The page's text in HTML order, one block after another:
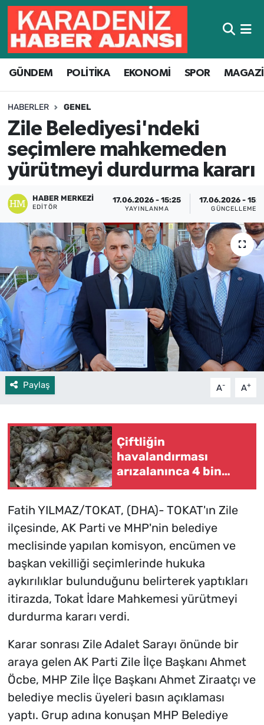
GÜNDEM POLİTİKA EKONOMİ SPOR
HABERLER GENEL
Zile Belediyesi'ndeki
seçimlere mahkemeden
yürütmeyi durdurma kararı
HABER MERKEZI
EDITÖR
17.06.2026 - 15:25
YAYINLANMA
17.06.2026 -
GÜNCELLEME
Paylaş A- A+
Çiftliğin
havalandırması
arızalanınca 4 bin
tavuk öldü
Fatih YILMAZ/TOKAT, (DHA)- TOKAT'ın Zile
ilçesinde, AK Parti ve MHP'nin belediye
meclisinde yapılan komisyon, encümen ve
başkan vekilliği seçimlerinde hukuka
aykırılıklar bulunduğunu belirterek yaptıkları
itirazda, Tokat İdare Mahkemesi yürütmeyi
durdurma kararı verdi.
Karar sonrası Zile Adalet Sarayı önünde bir
araya gelen AK Parti Zile İlçe Başkanı Ahmet
Öcbe, MHP Zile İlçe Başkanı Ahmet Ziraatçı ve
belediye meclis üyeleri basın açıklaması
yaptı. Grup adına konuşan MHP Belediye
Hava Durumu
Trafik Durumu
Süper Lig Puan Durumu ve Fikstür
Tüm Manşetler
Son Dakika Haberleri
Haber Arşivi